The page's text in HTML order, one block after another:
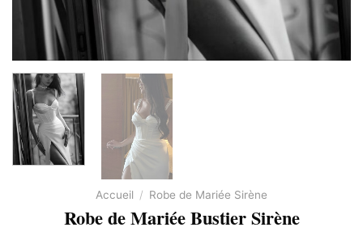
Accueil / Robe de Mariée Sirène
Robe de Mariée Bustier Sirène